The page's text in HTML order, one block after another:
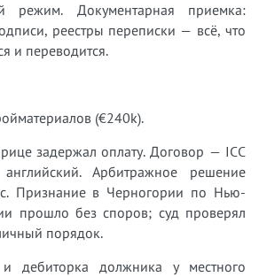
режим. Документарная приемка:
реестры переписки — всё, что
и переводится.
(€240k).
задержал оплату. Договор — ICC
Арбитражное решение
Признание в Черногории по Нью-
прошло без споров; суд проверял
порядок.
и дебиторка должника у местного